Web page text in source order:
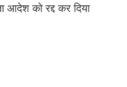
आदेश को रद्द कर दिया